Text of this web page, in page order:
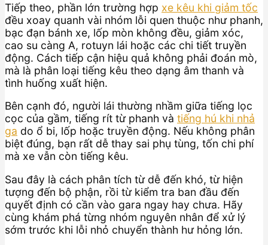
Tiếp theo, phần lớn trường hợp xe kêu khi giảm tốc
đều xoay quanh vài nhóm lỗi quen thuộc như phanh,
bạc đạn bánh xe, lốp mòn không đều, giảm xóc,
cao su càng A, rotuyn lái hoặc các chi tiết truyền
động. Cách tiếp cận hiệu quả không phải đoán mò,
mà là phân loại tiếng kêu theo dạng âm thanh và
tình huống xuất hiện.
Bên cạnh đó, người lái thường nhầm giữa tiếng lọc
cọc của gầm, tiếng rít từ phanh và tiếng hú khi nhả
ga do ổ bi, lốp hoặc truyền động. Nếu không phân
biệt đúng, bạn rất dễ thay sai phụ tùng, tốn chi phí
mà xe vẫn còn tiếng kêu.
Sau đây là cách phân tích từ dễ đến khó, từ hiện
tượng đến bộ phận, rồi từ kiểm tra ban đầu đến
quyết định có cần vào gara ngay hay chưa. Hãy
cùng khám phá từng nhóm nguyên nhân để xử lý
sớm trước khi lỗi nhỏ chuyển thành hư hỏng lớn.